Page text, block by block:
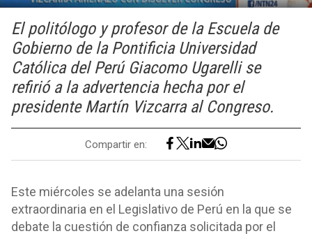
El politólogo y profesor de la Escuela de
Gobierno de la Pontificia Universidad
Católica del Perú Giacomo Ugarelli se
refirió a la advertencia hecha por el
presidente Martín Vizcarra al Congreso.
Compartir en:
Este miércoles se adelanta una sesión
extraordinaria en el Legislativo de Perú en la que se
debate la cuestión de confianza solicitada por el